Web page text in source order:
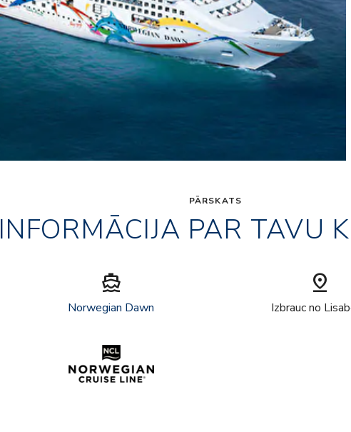
PĀRSKATS
INFORMĀCIJA PAR TAVU
directions_boat
Norwegian Dawn
pin_drop
Izbrauc no